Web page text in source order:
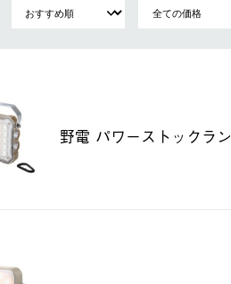
野電 パワーストックラ